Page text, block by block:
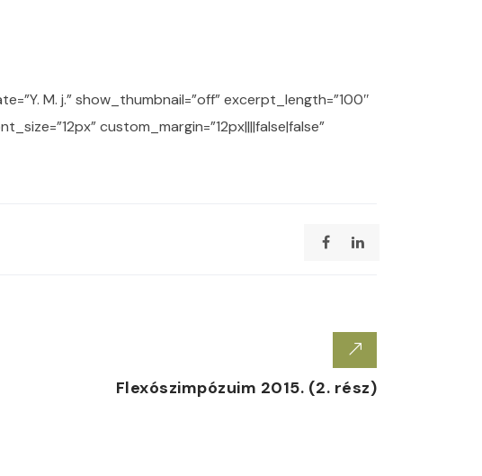
M. j.” show_thumbnail=”off” excerpt_length=”100″
custom_margin=”12px||||false|false”
Flexószimpózuim 2015. (2. rész)